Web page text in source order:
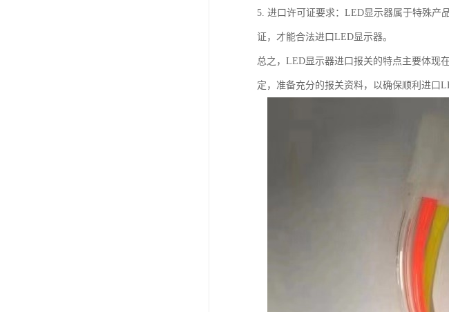
5. 进口许可证要求：LED显示器属于特殊产
证，才能合法进口LED显示器。
总之，LED显示器进口报关的特点主要体现
定，准备充分的报关资料，以确保顺利进口